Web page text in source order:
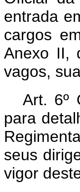
entrada
cargos
Anexo II,
vagos,
Art. 6º
para
seus
vigor